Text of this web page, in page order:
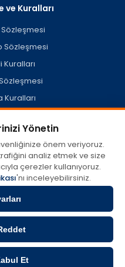
ve Kuralları
Sözleşmesi
Kuralları
oluşturulan veya açık
profilleri dahil her türlü
ve yasallığına dair
sağlayan tarafa aittir.
'Yer Sağlayıcı' olup; söz
zararlardan hiçbir
ve hizmet talepleriniz için
ile irtibata geçebilirsiniz.
Yönetin
önem veriyoruz.
analiz etmek ve size
çerezler kullanıyoruz.
'nı inceleyebilirsiniz.
Et